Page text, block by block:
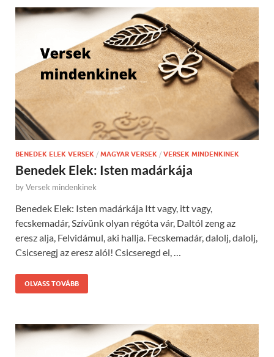
BENEDEK ELEK VERSEK / MAGYAR VERSEK / VERSEK MINDENKINEK
Benedek Elek: Isten madárkája
byVersek mindenkinek
Benedek Elek: Isten madárkája Itt vagy, itt vagy,
fecskemadár, Szívünk olyan régóta vár, Daltól zeng az
eresz alja, Felvidámul, aki hallja. Fecskemadár, dalolj, dalolj,
Csicseregj az eresz alól! Csicseregd el, …
OLVASS TOVÁBB